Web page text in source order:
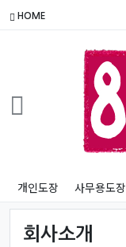
HOME
개인도장 사무용도장
회사소개